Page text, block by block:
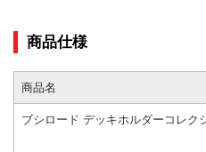
商品仕様
商品名
ブシロード デッキホルダーコレク